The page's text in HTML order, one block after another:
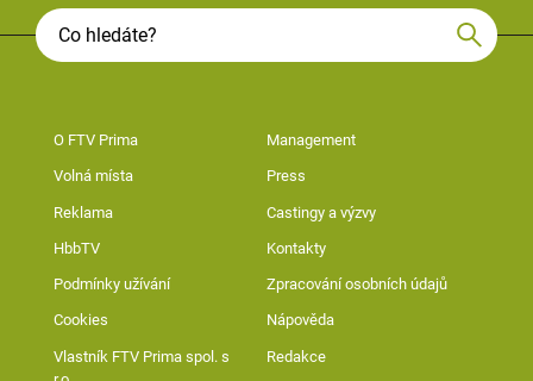
O FTV Prima Management
Volná místa Press
Reklama Castingy a výzvy
HbbTV Kontakty
Podmínky užívání Zpracování osobních údajů
Cookies Nápověda
Vlastník FTV Prima spol. s
Redakce